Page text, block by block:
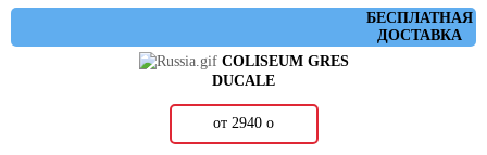
БЕСПЛАТНАЯ
ДОСТАВКА
COLISEUM GRES
DUCALE
от 2940 о